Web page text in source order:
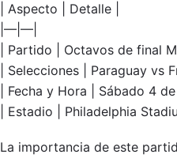
| Aspecto | Detalle |
|—|—|
| Partido | Octavos de final
| Selecciones | Paraguay vs
| Fecha y Hora | Sábado 4
| Estadio | Philadelphia
La importancia de este